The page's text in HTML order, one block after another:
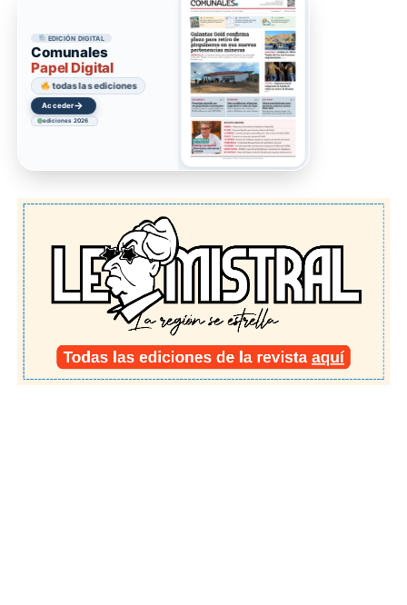
EDICIÓN DIGITAL
Comunales
Papel Digital
todas las ediciones
Acceder→
ediciones 2026